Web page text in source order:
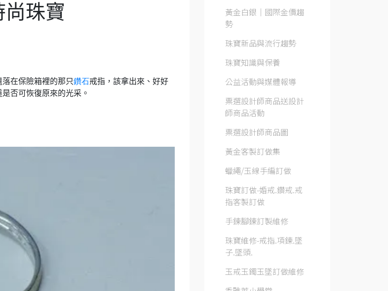
珠寶
在保險箱裡的那只鑽石戒指，該拿出來、好好
否可恢復原來的光采。
黃金白銀│國際金價趨
勢
珠寶新品與流行趨勢
珠寶知識與保養
公益活動與媒體報導
票選設計師商品送設計
師商品活動
票選設計師商品圖
黃金客製訂做集
蠟繩/玉線手編訂做
珠寶訂做-婚戒.鑽戒.戒
指客製訂做
手鍊腳鍊訂製維修
珠寶維修-戒指.項鍊.墜
子.墜頭.
玉戒玉鐲玉墜訂做維修